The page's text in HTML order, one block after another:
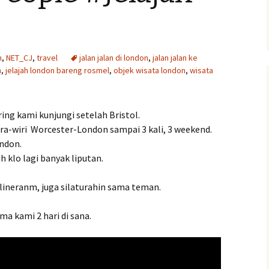
, NET_CJ, travel jalan jalan di london, jalan jalan ke
, jelajah london bareng rosmel, objek wisata london, wisata
kami kunjungi setelah Bristol.
wiri Worcester-London sampai 3 kali, 3 weekend.
klo lagi banyak liputan.
juga silaturahin sama teman.
kami 2 hari di sana.